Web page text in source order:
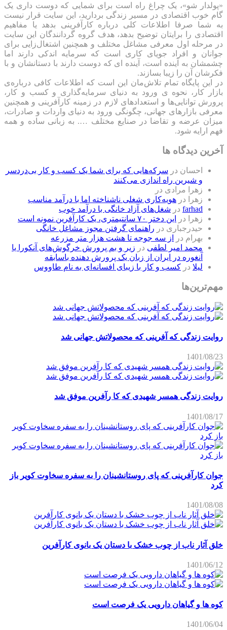
«پولدار شو»، یک چراغ راه است برای شمایی که دوست داری یک
گام خوب اقتصادی در مسیر زندگی بردارید، این سایت قرار نیست
به شما صرفا اطلاعات کلی درباره کارآفرینی بدهد یا مفاهیم
اقتصادی را برایتان توضیح بدهد، هدف گروه گردانندگان این سایت
در مرحله اول معرفی مشاغل مختلف و همچنین اشتغال‌زایی برای
جوانان و افراد جویای کاری است که سرمایه اندکی دارند اما
چشمشان به آینده است، آینده ای که دوست دارند با دستانشان و با
فکرشان آن را زیبا بسازند.
در این پایگاه تمام تلاش‌مان این است که ‌اطلاعات کافی درباره‌ی
بازار کار، نحوه ی ورود به دنیای سرمایه‌گذاری و کسب و کار،
پرورش توانایی‌ها و استعدادهای لازم در زمینه کارآفرینی و همچنین
معرفی بازارهای جهانی، چگونگی ورود به دنیای واردات و صادرات،
میزان عرضه و تقاضا در صنایع مختلف …. به زبانی ساده و همه
فهم ارایه شود.
آخرین دیدگاه ها
احسان در سرکه‌هایی که برای شما یک کسب و کار بی‌دردسر
و شیرین راه اندازی می‌کنند
زهرا مرادی در
زهرا
در هویه‌کاری شغلی ناشناخته اما با درآمد مناسب
farhad در شغل‌های آزاد خانگی با درآمد خوب
زهرا
در
این دختر ۷۰ سانتیمتری، یک کارآفرین نمونه است
حیدرجباری در راهنمای گرفتن مجوز مشاغل خانگی
بهرام در
از سه جوجه تا هشت هزار متر مزرعه
محمد امیر لطفی در زیر و بم پرورش خرگوش‌های آنکورا یا
آنغوره در ایران از زبان یک پرورش دهنده باسابقه
لیلا در کسب و کار با زیبای افسانه‌ای به نام طاووس
مهم‌ترین‌ها
روایت زندگی که آفرینی که محصولاتش جهانی شد
1401/08/23
روایت زندگی همسر شهیدی که کا رآفرین موفق شد
1401/08/17
جوان کارآفرینی که پای روستانشینان را به سفره سخاوت کویر باز
کرد
1401/08/08
خلق آثار ناب از چوب خشک با دستان یک بانوی کارآفرین
1401/06/12
کوه ها و گیاهان دارویی یک فرصت است
1401/06/04